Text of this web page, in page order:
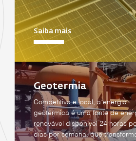
Saiba mais
Geotermia
Competitiva e local, a energia
geotérmica é uma fonte de
renovável disponível 24 horas
dias por semana, que